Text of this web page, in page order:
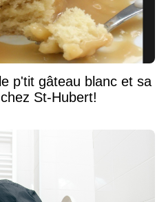
p'tit gâteau blanc et sa
St-Hubert!